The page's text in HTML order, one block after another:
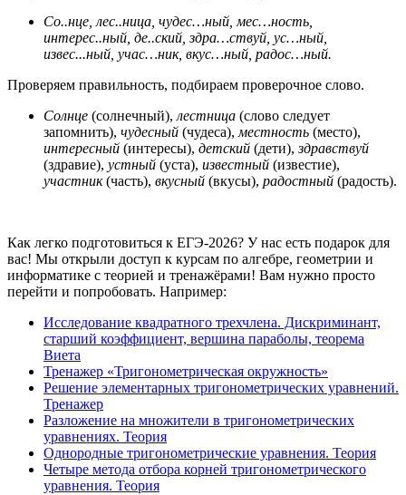
Со..нце, лес..ница, чудес…ный, мес…ность,
интерес..ный, де..ский, здра…ствуй, ус…ный,
извес...ный, учас…ник, вкус…ный, радос…ный.
Проверяем правильность, подбираем проверочное слово.
Солнце (солнечный), лестница (слово следует
запомнить), чудесный (чудеса), местность (место),
интересный (интересы), детский (дети),здравствуй
(здравие), устный (уста), известный (известие),
участник(часть), вкусный (вкусы), радостный (радость).
Как легко подготовиться к ЕГЭ-2026? У нас есть подарок для
вас! Мы открыли доступ к курсам по алгебре, геометрии и
информатике с теорией и тренажёрами! Вам нужно просто
перейти и попробовать. Например:
Исследование квадратного трехчлена. Дискриминант,
старший коэффициент, вершина параболы, теорема
Виета
Тренажер «Тригонометрическая окружность»
Решение элементарных тригонометрических уравнений.
Тренажер
Разложение на множители в тригонометрических
уравнениях. Теория
Однородные тригонометрические уравнения. Теория
Четыре метода отбора корней тригонометрического
уравнения. Теория